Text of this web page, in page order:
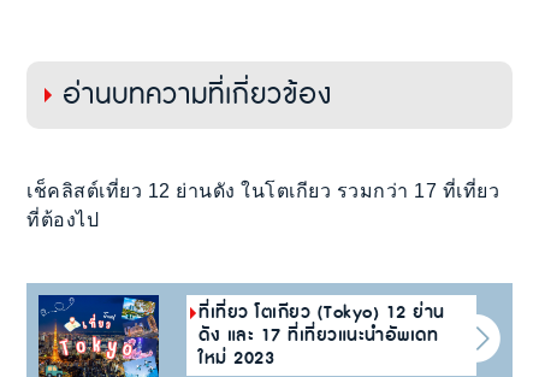
อ่านบทความที่เกี่ยวข้อง
เช็คลิสต์เที่ยว 12 ย่านดัง ในโตเกียว รวมกว่า 17 ที่เที่ยว
ที่ต้องไป
ที่เที่ยว โตเกียว (Tokyo) 12 ย่าน
ดัง และ 17 ที่เที่ยวแนะนำอัพเดท
ใหม่ 2023